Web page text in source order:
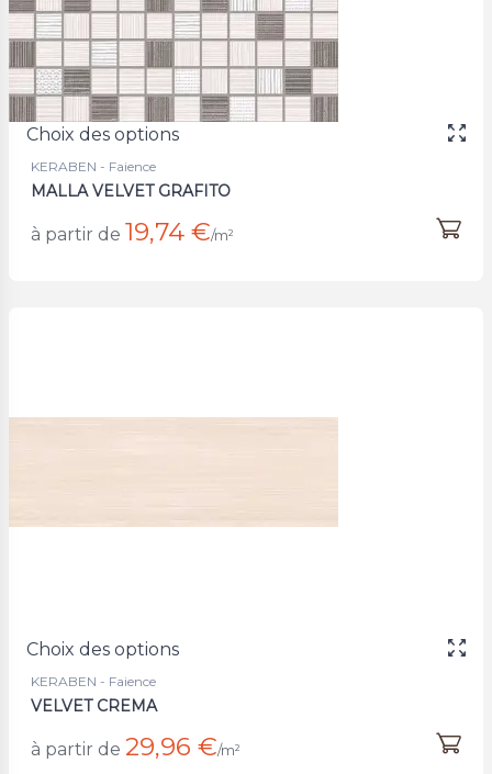
Choix des options
KERABEN - Faience
MALLA VELVET GRAFITO
à partir de 19,74 €/m²
Choix des options
KERABEN - Faience
VELVET CREMA
à partir de 29,96 €/m²